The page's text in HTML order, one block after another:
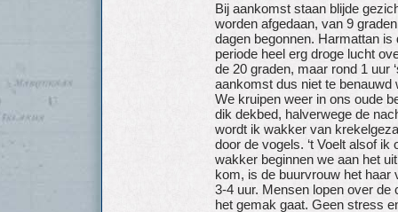
Bij aankomst staan blijde
worden afgedaan, van 9
dagen begonnen. Harmattan
periode heel erg droge lucht
de 20 graden, maar rond 1 uur
aankomst dus niet te benauwd
We kruipen weer in ons oude
dik dekbed, halverwege de
wordt ik wakker van
door de vogels. ‘t Voelt alsof
wakker beginnen we aan het
kom, is de buurvrouw het haar
3-4 uur. Mensen lopen over de
het gemak gaat. Geen stress